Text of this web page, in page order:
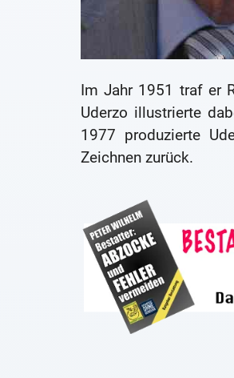
Im Jahr 1951 traf er
Uderzo illustrierte
1977 produzierte
Zeichnen zurück.